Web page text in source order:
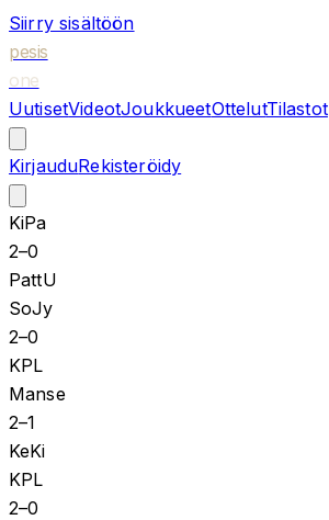
Siirry sisältöön
pesis
one
UutisetVideotJoukkueetOttelutTilastot
KirjauduRekisteröidy
KiPa
2–0
PattU
SoJy
2–0
KPL
Manse
2–1
KeKi
KPL
2–0